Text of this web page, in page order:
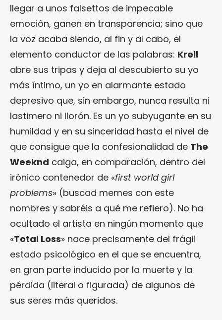
llegar a unos falsettos de impecable
emoción, ganen en transparencia; sino que
la voz acaba siendo, al fin y al cabo, el
elemento conductor de las palabras: Krell
abre sus tripas y deja al descubierto su yo
más íntimo, un yo en alarmante estado
depresivo que, sin embargo, nunca resulta ni
lastimero ni llorón. Es un yo subyugante en su
humildad y en su sinceridad hasta el nivel de
que consigue que la confesionalidad de The
Weeknd caiga, en comparación, dentro del
irónico contenedor de «first world girl
problems» (buscad memes con este
nombres y sabréis a qué me refiero). No ha
ocultado el artista en ningún momento que
«Total Loss» nace precisamente del frágil
estado psicológico en el que se encuentra,
en gran parte inducido por la muerte y la
pérdida (literal o figurada) de algunos de
sus seres más queridos.